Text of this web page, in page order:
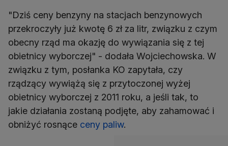
"Dziś ceny benzyny na stacjach benzynowych
przekroczyły już kwotę 6 zł za litr, związku z czym
obecny rząd ma okazję do wywiązania się z tej
obietnicy wyborczej" - dodała Wojciechowska. W
związku z tym, posłanka KO zapytała, czy
rządzący wywiążą się z przytoczonej wyżej
obietnicy wyborczej z 2011 roku, a jeśli tak, to
jakie działania zostaną podjęte, aby zahamować i
obniżyć rosnące ceny paliw.